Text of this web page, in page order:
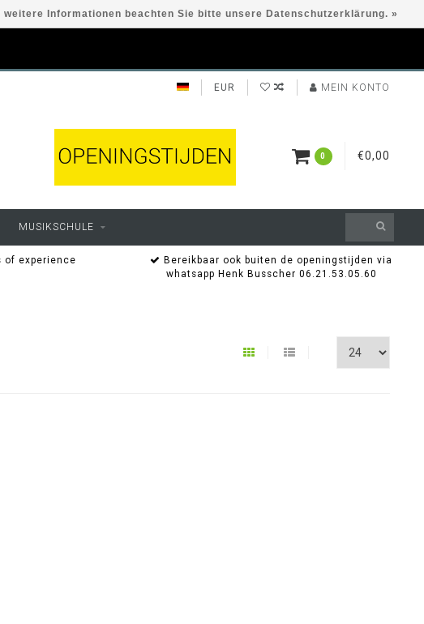
EUR MEIN KONTO
0 €0,00
MUSIKSCHULE
of experience
Bereikbaar ook buiten de openingstijden via
whatsapp Henk Busscher 06.21.53.05.60
weitere Informationen beachten Sie bitte unsere Datenschutzerklärung. »